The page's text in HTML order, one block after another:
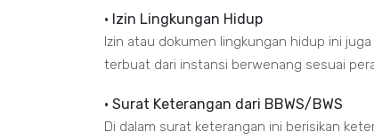
• Izin Lingkungan Hidup
Izin atau dokumen lingkungan hidup ini
terbuat dari instansi berwenang sesuai
• Surat Keterangan dari BBWS/BWS
Di dalam surat keterangan ini berisikan